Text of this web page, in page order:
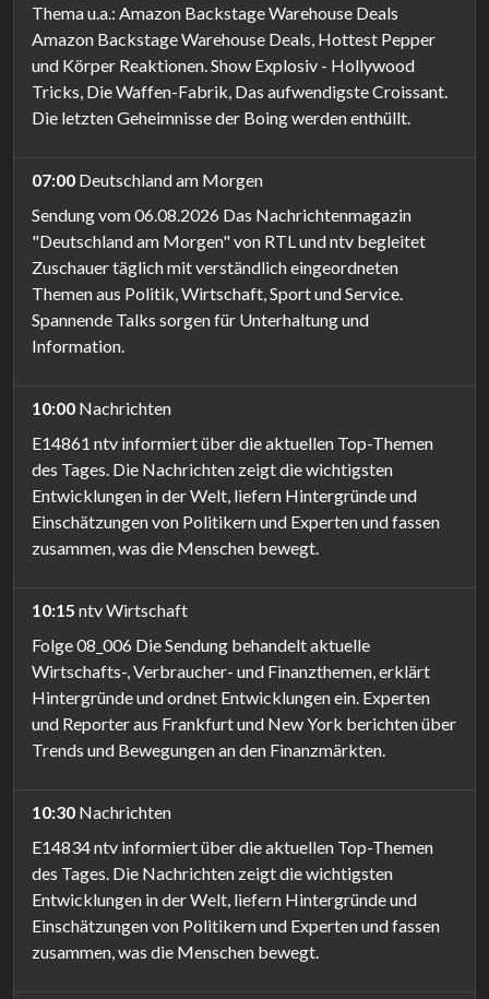
Thema u.a.: Amazon Backstage Warehouse Deals
Amazon Backstage Warehouse Deals, Hottest Pepper
und Körper Reaktionen. Show Explosiv - Hollywood
Tricks, Die Waffen-Fabrik, Das aufwendigste Croissant.
Die letzten Geheimnisse der Boing werden enthüllt.
07:00 Deutschland am Morgen
Sendung vom 06.08.2026 Das Nachrichtenmagazin
"Deutschland am Morgen" von RTL und ntv begleitet
Zuschauer täglich mit verständlich eingeordneten
Themen aus Politik, Wirtschaft, Sport und Service.
Spannende Talks sorgen für Unterhaltung und
Information.
10:00 Nachrichten
E14861 ntv informiert über die aktuellen Top-Themen
des Tages. Die Nachrichten zeigt die wichtigsten
Entwicklungen in der Welt, liefern Hintergründe und
Einschätzungen von Politikern und Experten und fassen
zusammen, was die Menschen bewegt.
10:15 ntv Wirtschaft
Folge 08_006 Die Sendung behandelt aktuelle
Wirtschafts-, Verbraucher- und Finanzthemen, erklärt
Hintergründe und ordnet Entwicklungen ein. Experten
und Reporter aus Frankfurt und New York berichten über
Trends und Bewegungen an den Finanzmärkten.
10:30 Nachrichten
E14834 ntv informiert über die aktuellen Top-Themen
des Tages. Die Nachrichten zeigt die wichtigsten
Entwicklungen in der Welt, liefern Hintergründe und
Einschätzungen von Politikern und Experten und fassen
zusammen, was die Menschen bewegt.